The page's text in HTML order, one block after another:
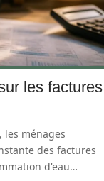
les factures
les ménages
des factures
d'eau…